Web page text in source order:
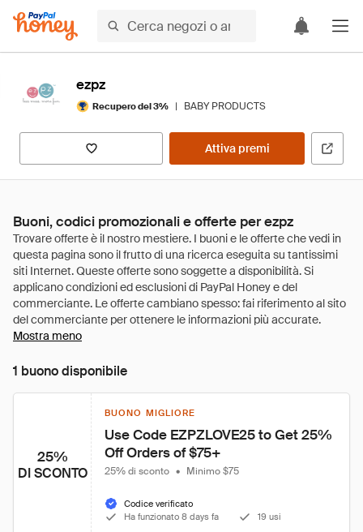
ezpz
Recupero del 3% | BABY PRODUCTS
Attiva premi
Buoni, codici promozionali e offerte per ezpz
Mostra meno
1 buono disponibile
25%
DI SCONTO
BUONO MIGLIORE
Use Code EZPZLOVE25 to Get 25%
Off Orders of $75+
25% di sconto • Minimo $75
Codice verificato
Ha funzionato 8 days fa
19 usi